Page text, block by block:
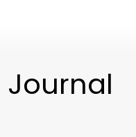
Journal